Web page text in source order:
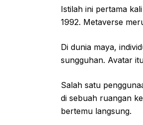
Istilah ini pertama
1992. Metaverse
Di dunia maya,
sungguhan. Avatar
Salah satu
di sebuah ruangan
bertemu langsung.